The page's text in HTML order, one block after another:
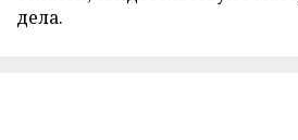
дела.